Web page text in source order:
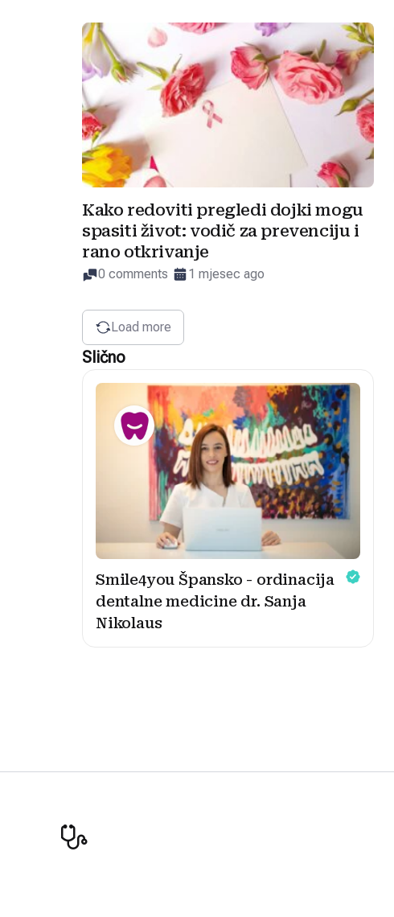
Kako redoviti pregledi dojki mogu
spasiti život: vodič za prevenciju i
rano otkrivanje
0 comments 1 mjesec ago
Load more
Slično
Smile4you Špansko - ordinacija
dentalne medicine dr. Sanja
Nikolaus